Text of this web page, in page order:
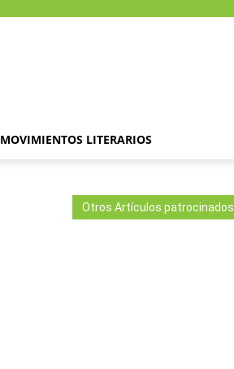
MOVIMIENTOS LITERARIOS
Otros Artículos patrocinados